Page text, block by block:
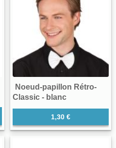
Noeud-papillon Rétro-
Classic - blanc
1,30 €